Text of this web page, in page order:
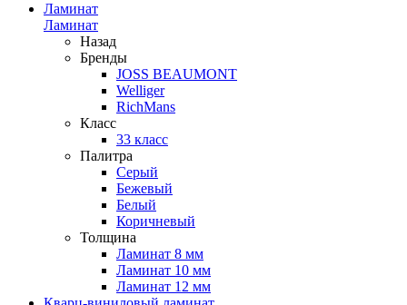
Ламинат
Ламинат
Назад
Бренды
JOSS BEAUMONT
Welliger
RichMans
Класс
33 класс
Палитра
Серый
Бежевый
Белый
Коричневый
Толщина
Ламинат 8 мм
Ламинат 10 мм
Ламинат 12 мм